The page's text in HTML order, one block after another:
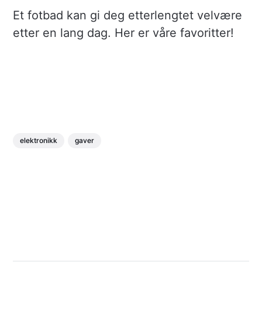
Et fotbad kan gi deg etterlengtet velvære
etter en lang dag. Her er våre favoritter!
elektronikk gaver